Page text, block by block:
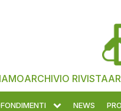
ARCHIVIO RIVISTA
NEWS